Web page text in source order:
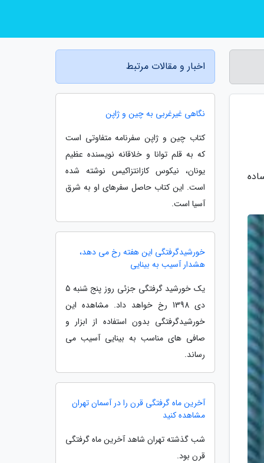
اخبار و مقالات مرتبط
نگاهی غیرغربی به چین و ژاپن
کتاب چین و ژاپن سفرنامه متفاوتی است
که به قلم توانا و خلاقانه نویسنده عظیم
یونان، نیکوس کازانتزاکیس نوشته شده
است. این کتاب حاصل سفرهای او به شرق
آسیا است.
خورشیدگرفتگی این هفته رخ می دهد،
هشدار آسیب به بینایی
یک خورشید گرفتگی جزئی روز پنج شنبه 5
دی 1398 رخ خواهد داد. مشاهده این
خورشیدگرفتگی بدون استفاده از ابزار و
صافی های مناسب به بینایی آسیب می
رساند.
آخرین ماه گرفتگی قرن را در آسمان تهران
مشاهده کنید
شب گذشته تهران شاهد آخرین ماه گرفتگی
قرن بود.